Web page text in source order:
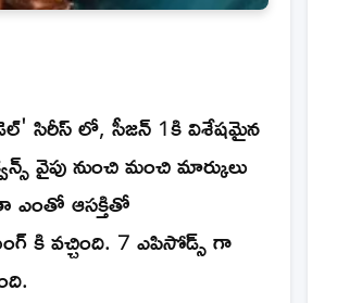
సిరీస్ లో, సీజన్ 1కి విశేషమైన
వైపు నుంచి మంచి మార్కులు
ఎంతో ఆసక్తితో
కి వచ్చింది. 7 ఎపిసోడ్స్ గా